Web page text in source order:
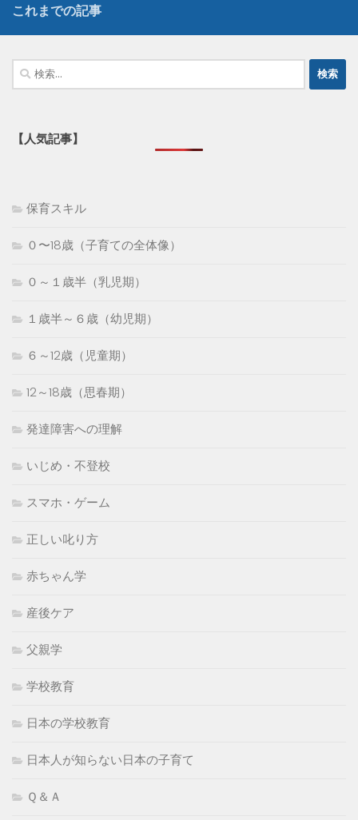
これまでの記事
検
索:
【人気記事】
保育スキル
０〜18歳（子育ての全体像）
０～１歳半（乳児期）
１歳半～６歳（幼児期）
６～12歳（児童期）
12～18歳（思春期）
発達障害への理解
いじめ・不登校
スマホ・ゲーム
正しい叱り方
赤ちゃん学
産後ケア
父親学
学校教育
日本の学校教育
日本人が知らない日本の子育て
Ｑ＆Ａ